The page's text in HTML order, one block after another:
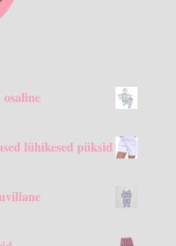
lühikesed püksid